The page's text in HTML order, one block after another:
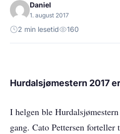
Daniel
1. august 2017
2 min lesetid 160
Hurdalsjømestern 2017
I helgen ble
gang. Cato Pettersen